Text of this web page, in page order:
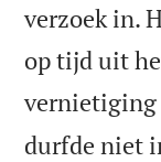
verzoek in.
op tijd uit
vernietiging
durfde niet